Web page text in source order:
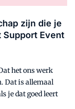
zijn die je
Support Event
het ons werk
Dat is allemaal
je dat goed leert